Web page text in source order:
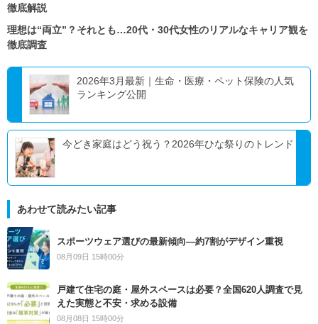
徹底解説
理想は“両立”？それとも…20代・30代女性のリアルなキャリア観を
徹底調査
2026年3月最新｜生命・医療・ペット保険の人気
ランキング公開
今どき家庭はどう祝う？2026年ひな祭りのトレンド
あわせて読みたい記事
スポーツウェア選びの最新傾向―約7割がデザイン重視
08月09日 15時00分
戸建て住宅の庭・屋外スペースは必要？全国620人調査で見
えた実態と不安・求める設備
08月08日 15時00分